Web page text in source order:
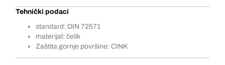
Tehnički podaci
standard: DIN 72571
materijal: čelik
Zaštita gornje površine: CINK